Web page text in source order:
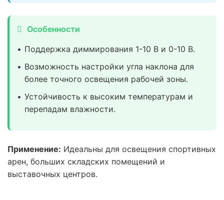
Особенности
Поддержка диммирования 1-10 В и 0-10 В.
Возможность настройки угла наклона для
более точного освещения рабочей зоны.
Устойчивость к высоким температурам и
перепадам влажности.
Применение: Идеальны для освещения спортивных
арен, больших складских помещений и
выставочных центров.